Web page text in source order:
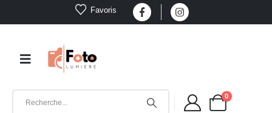
Favoris
0